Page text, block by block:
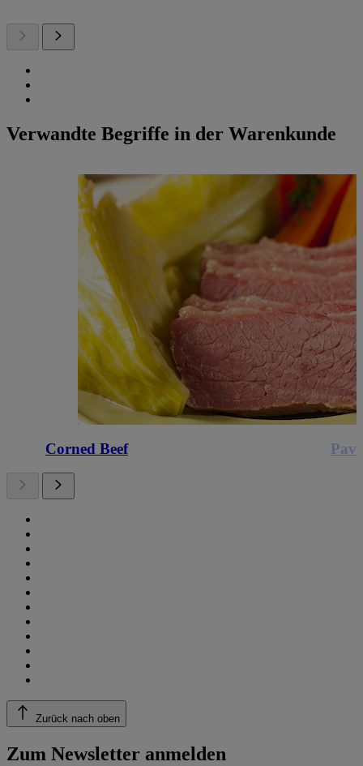
Verwandte Begriffe in der Warenkunde
Corned Beef
Zurück nach oben
Zum Newsletter anmelden